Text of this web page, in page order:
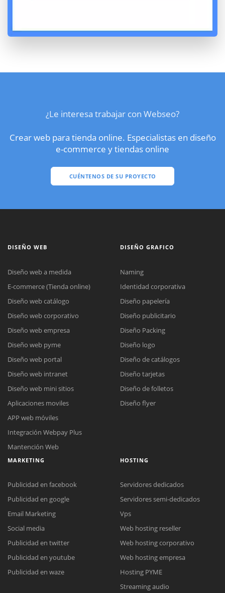
¿Le interesa trabajar con Webseo?
Crear web para tienda online. Especialistas en diseño
e-commerce y tiendas online
CUÉNTENOS DE SU PROYECTO
Reunión online
Meet para la reunión online.
Cotización
Chat Online
Todos nuestros ejecutivos están fuera de línea. Complete el formulario
DISEÑO WEB
Diseño web a medida
E-commerce (Tienda online)
Diseño web catálogo
Diseño web corporativo
Diseño web empresa
Diseño web pyme
Diseño web portal
Diseño web intranet
Diseño web mini sitios
Aplicaciones moviles
APP web móviles
Integración Webpay Plus
Mantención Web
DISEÑO GRAFICO
Naming
Identidad corporativa
Diseño papelería
Diseño publicitario
Diseño Packing
Diseño logo
Diseño de catálogos
Diseño tarjetas
Diseño de folletos
Diseño flyer
MARKETING
Publicidad en facebook
Publicidad en google
Email Marketing
Social media
Publicidad en twitter
Publicidad en youtube
Publicidad en waze
HOSTING
Servidores dedicados
Servidores semi-dedicados
Vps
Web hosting reseller
Web hosting corporativo
Web hosting empresa
Hosting PYME
Streaming audio